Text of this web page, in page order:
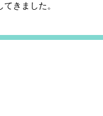
きました。